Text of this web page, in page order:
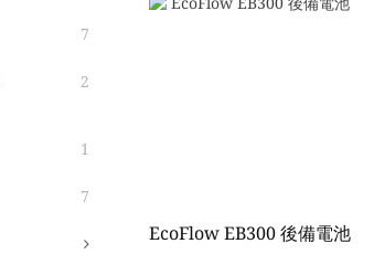
7
2
1
7
EcoFlow EB300 後備電池